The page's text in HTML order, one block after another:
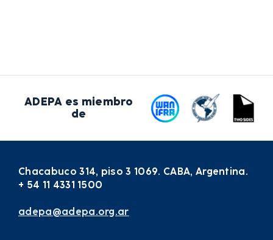
ADEPA es miembro
de
Chacabuco 314, piso 3 1069. CABA, Argentina.
+ 54 11 4331 1500
adepa@adepa.org.ar